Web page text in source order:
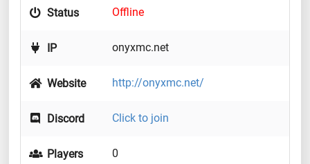
Status Offline
IP onyxmc.net
Website http://onyxmc.net/
Discord Click to join
Players 0